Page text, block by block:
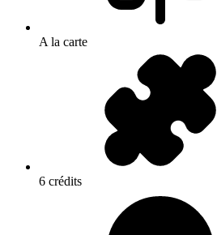
A la carte
6 crédits